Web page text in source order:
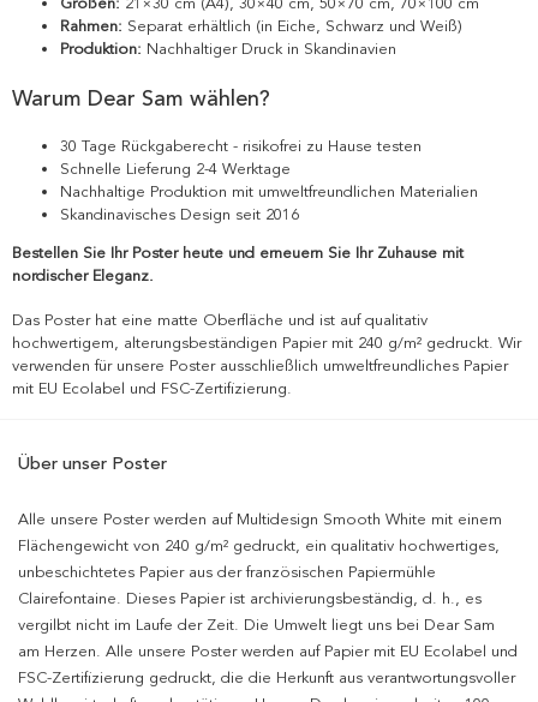
Rahmen: Separat erhältlich (in Eiche, Schwarz und Weiß)
Produktion: Nachhaltiger Druck in Skandinavien
Warum Dear Sam wählen?
30 Tage Rückgaberecht - risikofrei zu Hause testen
Schnelle Lieferung 2-4 Werktage
Nachhaltige Produktion mit umweltfreundlichen Materialien
Skandinavisches Design seit 2016
Bestellen Sie Ihr Poster heute und erneuern Sie Ihr Zuhause mit
nordischer Eleganz.
Das Poster hat eine matte Oberfläche und ist auf qualitativ
hochwertigem, alterungsbeständigen Papier mit 240 g/m² gedruckt. Wir
verwenden für unsere Poster ausschließlich umweltfreundliches Papier
mit EU Ecolabel und FSC-Zertifizierung.
Über unser Poster
Alle unsere Poster werden auf Multidesign Smooth White mit einem
Flächengewicht von 240 g/m² gedruckt, ein qualitativ hochwertiges,
unbeschichtetes Papier aus der französischen Papiermühle
Clairefontaine. Dieses Papier ist archivierungsbeständig, d. h., es
vergilbt nicht im Laufe der Zeit. Die Umwelt liegt uns bei Dear Sam
am Herzen. Alle unsere Poster werden auf Papier mit EU Ecolabel und
FSC-Zertifizierung gedruckt, die die Herkunft aus verantwortungsvoller